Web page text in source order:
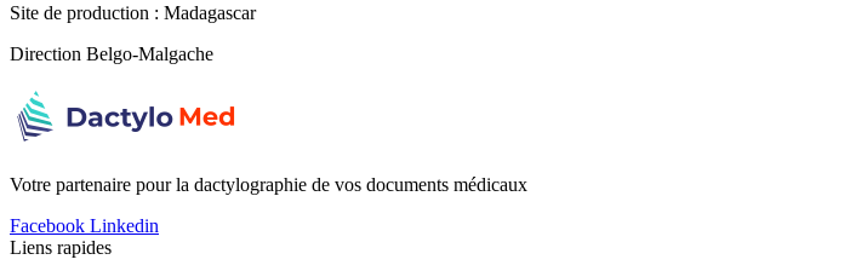
Site de production : Madagascar
Direction Belgo-Malgache
Votre partenaire pour la dactylographie de vos documents médicaux
Facebook Linkedin
Liens rapides